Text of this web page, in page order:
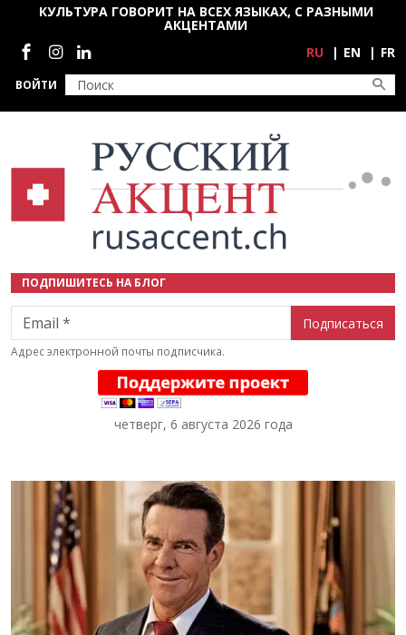
Перейти к основному содержанию
ВОЙТИ
КУЛЬТУРА ГОВОРИТ НА ВСЕХ ЯЗЫКАХ, С РАЗНЫМИ
АКЦЕНТАМИ
Социальные сети
RU EN FR
ПОДПИШИТЕСЬ НА БЛОГ
Email
Адрес электронной почты подписчика.
четверг, 6 августа 2026 года